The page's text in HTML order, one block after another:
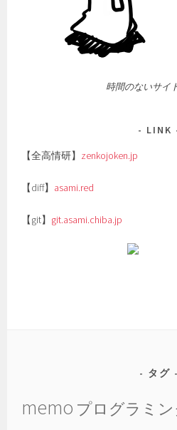
時間のないサイ
LINK
【全高情研】 zenkojoken.jp
【diff】 asami.red
【git】 git.asami.chiba.jp
タグ
memo プログラミ